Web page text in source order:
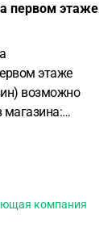
первом этаже
этаже
возможно
магазина:
управляющая
компания